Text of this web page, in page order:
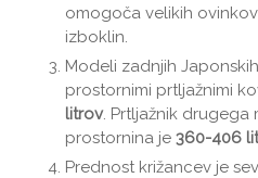
omogoča velikih
izboklin.
Modeli zadnjih
prostornimi prtljažnimi
litrov. Prtljažnik drugega
prostornina je 360-406
Prednost križancev je